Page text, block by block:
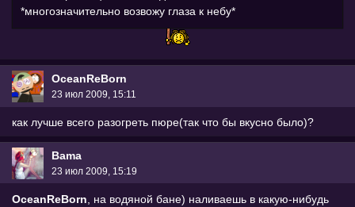
*многозначительно возвожу глаза к небу*
OceanReBorn
23 июл 2009, 15:11
как лучше всего разогреть пюре(так что бы вкусно было)?
Bama
23 июл 2009, 15:19
OceanReBorn, на водяной бане) наливаешь в какую-нибудь